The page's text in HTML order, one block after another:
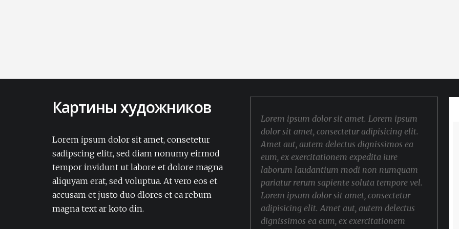
Картины художников
Lorem ipsum dolor sit amet, consetetur
sadipscing elitr, sed diam nonumy eirmod
tempor invidunt ut labore et dolore magna
aliquyam erat, sed voluptua. At vero eos et
accusam et justo duo dlores et ea rebum
magna text ar koto din.
Lorem ipsum dolor sit amet, consectetur
dignissimos ea eum, ex exercitationem
expedita iure laborum laudantium modi
non numquam pariatur rerum sapiente
soluta tempore vel.Lorem ipsum dolor sit
amet, consectetur adipisicing elit. Amet aut,
autem delectus dignissimos ea eum, ex
Lorem ipsum dolor sit amet. Lorem ipsum
dolor sit amet, consectetur adipisicing elit.
Amet aut, autem delectus dignissimos ea
eum, ex exercitationem expedita iure
laborum laudantium modi non numquam
pariatur rerum sapiente soluta tempore vel.
Lorem ipsum dolor sit amet, consectetur
adipisicing elit. Amet aut, autem delectus
dignissimos ea eum, ex exercitationem